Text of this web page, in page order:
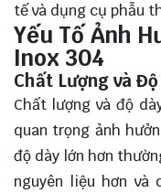
tế và dụng cụ phẫu
Yếu Tố Ảnh
Inox 304
Chất Lượng và
Chất lượng và độ
quan trọng ảnh
độ dày lớn hơn
nguyên liệu hơn và